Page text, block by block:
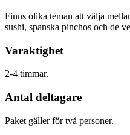
Finns olika teman att välja
sushi, spanska pinchos och de
Varaktighet
2-4 timmar.
Antal deltagare
Paket gäller för två personer.